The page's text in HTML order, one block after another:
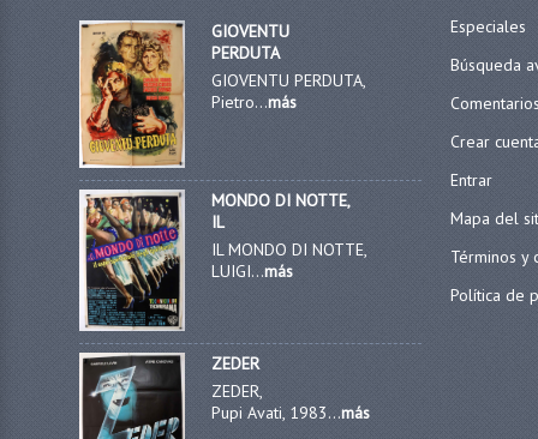
GIOVENTU
PERDUTA
GIOVENTU PERDUTA,
Pietro...más
MONDO DI NOTTE,
IL
IL MONDO DI NOTTE,
LUIGI...más
ZEDER
ZEDER,
Pupi Avati, 1983...más
Especiales
Búsqueda
Comentarios
Crear
Entrar
Mapa del
Términos y
Política de